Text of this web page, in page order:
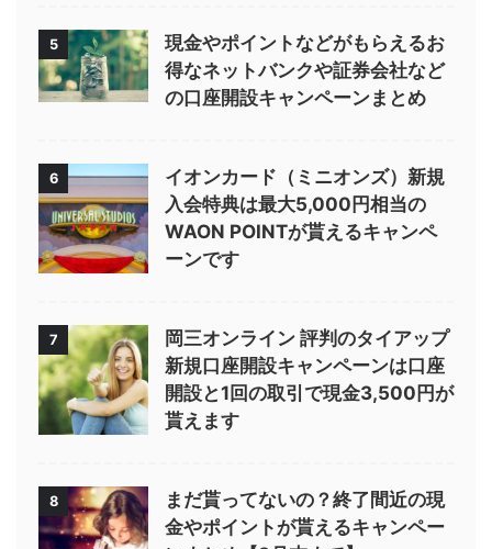
5
現金やポイントなどがもらえるお
得なネットバンクや証券会社など
の口座開設キャンペーンまとめ
6
イオンカード（ミニオンズ）新規
入会特典は最大5,000円相当の
WAON POINTが貰えるキャンペ
ーンです
7
岡三オンライン 評判のタイアップ
新規口座開設キャンペーンは口座
開設と1回の取引で現金3,500円が
貰えます
8
まだ貰ってないの？終了間近の現
金やポイントが貰えるキャンペー